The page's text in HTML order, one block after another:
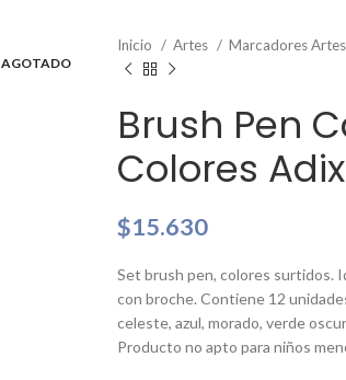
AGOTADO
Inicio Artes Marcadores
Brush Pen
Colores Adix
$15.630
Set brush pen, colores surtidos.
con broche. Contiene 12
celeste, azul, morado, verde
Producto no apto para niños